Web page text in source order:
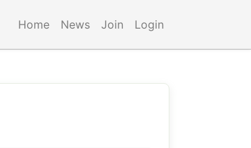
Home News Join Login